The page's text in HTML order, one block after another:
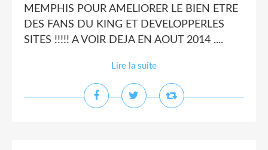
MEMPHIS POUR AMELIORER LE BIEN ETRE
DES FANS DU KING ET DEVELOPPERLES
SITES !!!!! A VOIR DEJA EN AOUT 2014 ....
Lire la suite